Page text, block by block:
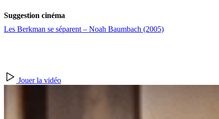
Suggestion cinéma
Les Berkman se séparent – Noah Baumbach (2005)
Jouer la vidéo